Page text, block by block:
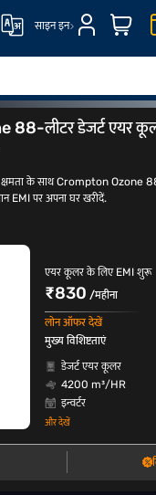
साइन इन
एयर कूलर्स
लीटर डेजर्ट एयर
क्षमता के साथ Crompton Ozone
EMI पर अपना घर खरीदें.
एयर कूलर के लिए EMI शुरू
₹830 /महीना
लोन ऑफर देखें
मुख्य विशिष्टताएं
डेजर्ट एयर कूलर
4200 m³/HR
इन्वर्टर
और देखें